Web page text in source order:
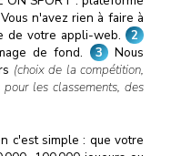
n'avez rien à faire à
de votre appli-web. 2
de fond.
3 Nous
(choix de la compétition,
les classements, des
c'est simple : que votre